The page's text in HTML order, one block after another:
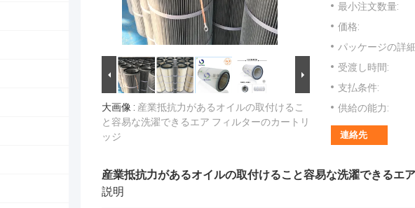
大画像 : 産業抵抗力があるオイルの取付けるこ
と容易な洗濯できるエア フィルターのカートリ
ッジ
最小注文数量:
価格:
パッケージの詳
受渡し時間:
支払条件:
供給の能力:
連絡先
産業抵抗力があるオイルの取付けること容易な洗濯できるエ
説明